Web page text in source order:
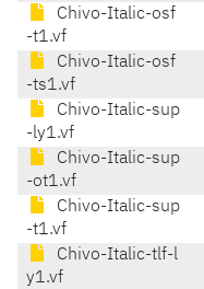
Chivo-Italic-osf
-t1.vf
Chivo-Italic-osf
-ts1.vf
Chivo-Italic-sup
-ly1.vf
Chivo-Italic-sup
-ot1.vf
Chivo-Italic-sup
-t1.vf
Chivo-Italic-tlf-l
y1.vf